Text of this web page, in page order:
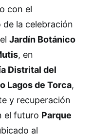
con el
la celebración
Jardín Botánico
, en
Distrital del
Lagos de Torca,
y recuperación
el futuro Parque
al